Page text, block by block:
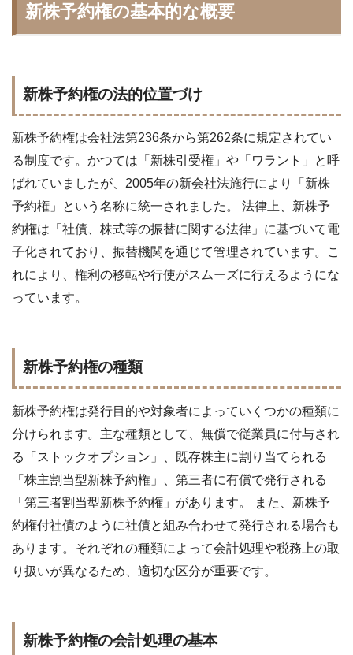
新株予約権の基本的な概要
新株予約権の法的位置づけ
新株予約権は会社法第236条から第262条に規定されてい
る制度です。かつては「新株引受権」や「ワラント」と呼
ばれていましたが、2005年の新会社法施行により「新株
予約権」という名称に統一されました。 法律上、新株予
約権は「社債、株式等の振替に関する法律」に基づいて電
子化されており、振替機関を通じて管理されています。こ
れにより、権利の移転や行使がスムーズに行えるようにな
っています。
新株予約権の種類
新株予約権は発行目的や対象者によっていくつかの種類に
分けられます。主な種類として、無償で従業員に付与され
る「ストックオプション」、既存株主に割り当てられる
「株主割当型新株予約権」、第三者に有償で発行される
「第三者割当型新株予約権」があります。 また、新株予
約権付社債のように社債と組み合わせて発行される場合も
あります。それぞれの種類によって会計処理や税務上の取
り扱いが異なるため、適切な区分が重要です。
新株予約権の会計処理の基本